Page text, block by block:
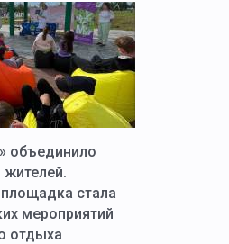
объединило
жителей.
стала
мероприятий
отдыха